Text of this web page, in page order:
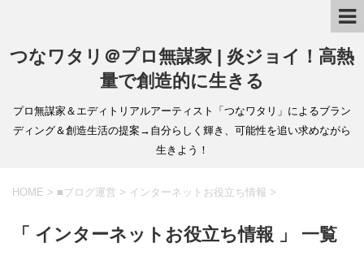
つなワタリ＠プロ無謀家 | 炎ジョイ！高熱
量で創造的に生きる
プロ無謀家＆エディトリアルアーティスト「つなワタリ」によるブラン
ディング＆創造生活の提案→自分らしく輝き、可能性を追い求めながら
生きよう！
HOME > ■ブログ運営 > インターネットお役立ち情報 >
「 インターネットお役立ち情報 」 一覧